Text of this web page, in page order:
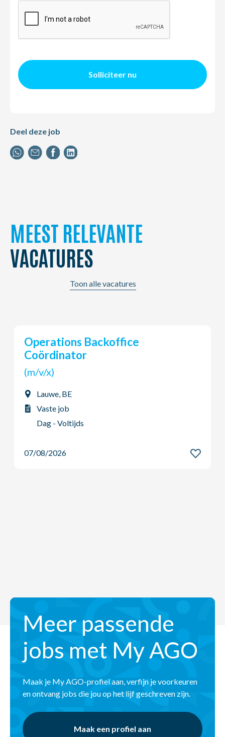
Solliciteer nu
Deel deze job
MEEST RELEVANTE
VACATURES
Toon alle vacatures
Young Potential Planner
(m/v/x)
Vaste job
Dag - Voltijds
Meer passende
jobs met My AGO
Maak je My AGO-profiel aan, verfijn je voorkeuren
en ontvang jobs die jou op het lijf geschreven zijn.
Maak een profiel aan